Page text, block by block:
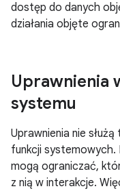
dostęp do danych
działania objęte
Uprawnienia
systemu
Uprawnienia nie
funkcji systemowych.
mogą ograniczać,
z nią w interakcje.